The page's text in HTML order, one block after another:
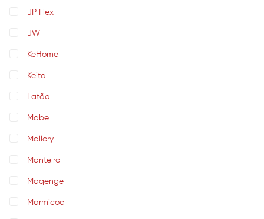
JP Flex
JW
KeHome
Keita
Latão
Mabe
Mallory
Manteiro
Maqenge
Marmicoc